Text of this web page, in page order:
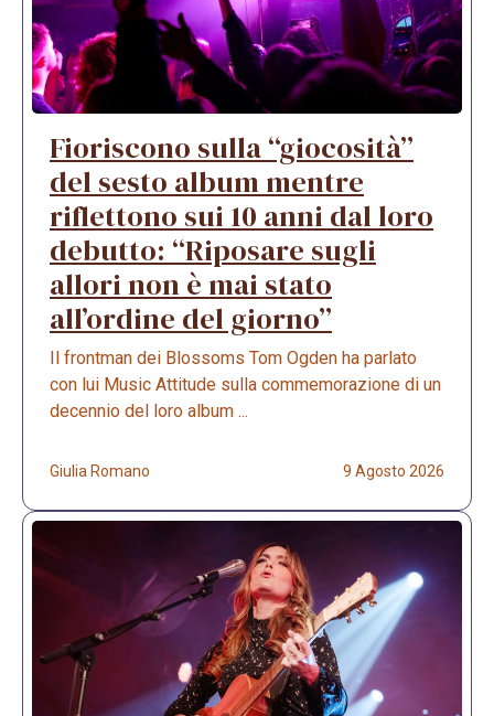
Fioriscono sulla “giocosità”
del sesto album mentre
riflettono sui 10 anni dal loro
debutto: “Riposare sugli
allori non è mai stato
all’ordine del giorno”
Il frontman dei Blossoms Tom Ogden ha parlato
con lui Music Attitude sulla commemorazione di un
decennio del loro album ...
Giulia Romano 9 Agosto 2026